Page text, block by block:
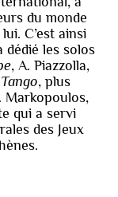
du monde
C’est ainsi
les solos
, A. Piazzolla,
, plus
Markopoulos,
qui a servi
des Jeux